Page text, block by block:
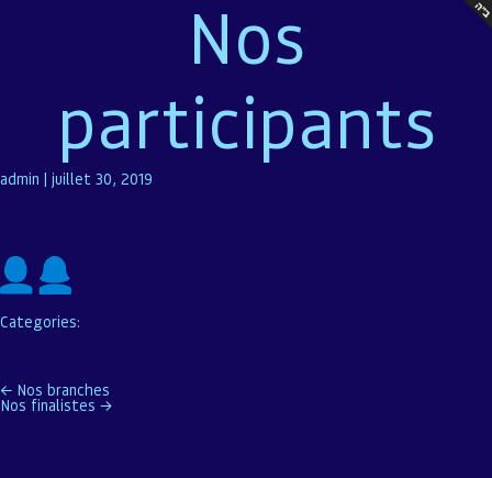
Nos
participants
admin | juillet 30, 2019
Categories:
Navigation
← Nos branches
Nos finalistes →